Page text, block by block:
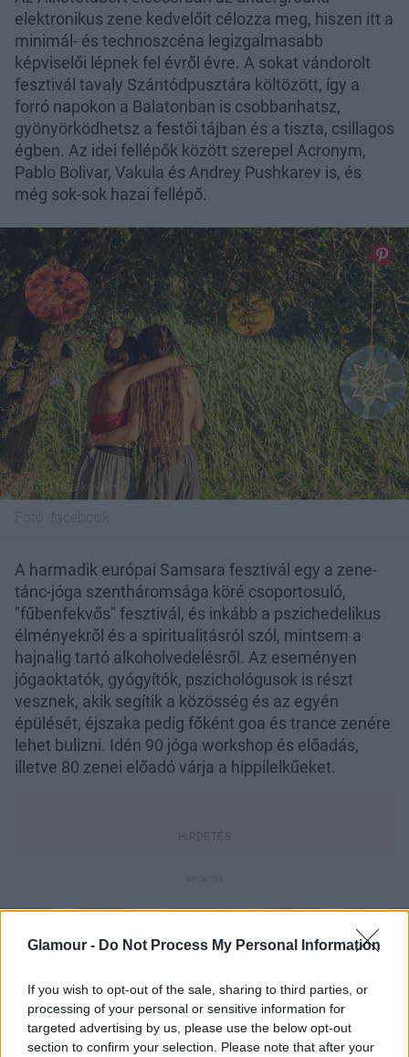
Glamour - Do Not Process My Personal Information
If you wish to opt-out of the sale, sharing to third parties, or
processing of your personal or sensitive information for
targeted advertising by us, please use the below opt-out
section to confirm your selection. Please note that after your
elektronikus zene kedvelőit célozza meg, hiszen itt a
minimál- és technoszcéna legizgalmasabb
képviselői lépnek fel évről évre. A sokat vándorolt
fesztivál tavaly Szántódpusztára költözött, így a
forró napokon a Balatonban is csobbanhatsz,
gyönyörködhetsz a festői tájban és a tiszta, csillagos
égben. Az idei fellépők között szerepel Acronym,
Pablo Bolivar, Vakula és Andrey Pushkarev is, és
még sok-sok hazai fellépő.
A harmadik európai Samsara fesztivál egy a zene-
tánc-jóga szentháromsága köré csoportosuló,
"fűbenfekvős" fesztivál, és inkább a pszichedelikus
élményekről és a spiritualitásról szól, mintsem a
hajnalig tartó alkoholvedelésről. Az eseményen
jógaoktatók, gyógyítók, pszichológusok is részt
vesznek, akik segítik a közösség és az egyén
épülését, éjszaka pedig főként goa és trance zenére
lehet bulizni. Idén 90 jóga workshop és előadás,
illetve 80 zenei előadó várja a hippilelkűeket.